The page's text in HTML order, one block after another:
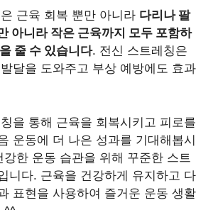
근육 회복 뿐만 아니라 다리나 팔
아니라 작은 근육까지 모두 포함하
줄 수 있습니다. 전신 스트레칭은
달을 도와주고 부상 예방에도 효과
을 통해 근육을 회복시키고 피로를
운동에 더 나은 성과를 기대해봅시
한 운동 습관을 위해 꾸준한 스트
니다. 근육을 건강하게 유지하고 다
표현을 사용하여 즐거운 운동 생활